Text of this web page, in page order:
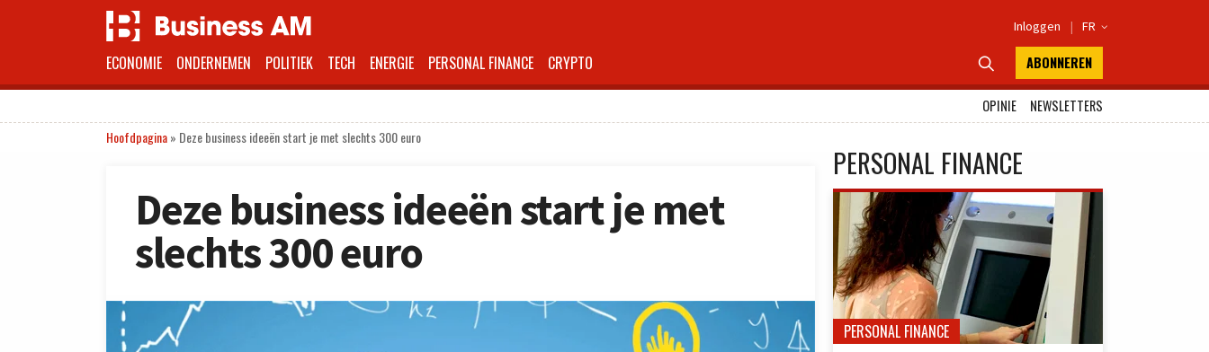
Inloggen | FR 
ECONOMIE ONDERNEMEN POLITIEK TECH ENERGIE PERSONAL FINANCE CRYPTO  ABONNEREN
OPINIE
NEWSLETTERS
Hoofdpagina» Deze business ideeën start je met slechts 300 euro
Deze business ideeën start je met
slechts 300 euro
PERSONAL FINANCE
PERSONAL FINANCE